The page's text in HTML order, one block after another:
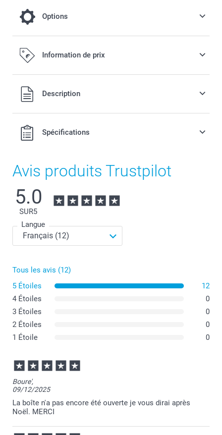
Options
Gardez-le au frais s'il voyage au chaud
Offert
Information de prix
Tous les prix sont en EURO (€), TVA incluse et hors frais de
port.
Description
Spécifications
Quelles sont les dimensions exactes du Chocotelegram
?
Avis produits Trustpilot
5.0
SUR5
Langue
Tous les avis (12)
5 Étoiles
12
4 Étoiles
0
3 Étoiles
0
2 Étoiles
0
1 Étoile
0
Boure',
09/12/2025
La boîte n'a pas encore été ouverte je vous dirai après
Noël. MERCI